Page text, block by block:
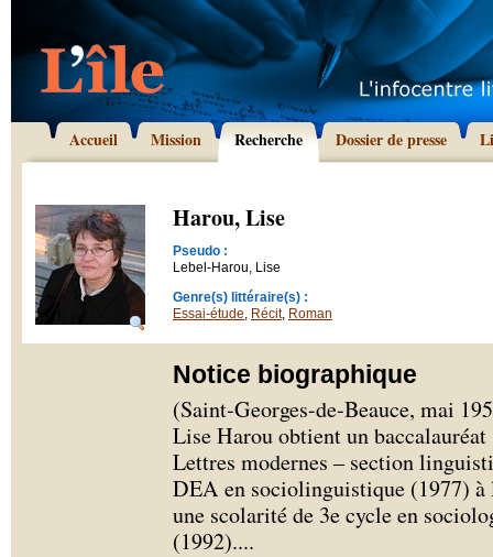
Accueil Mission Recherche Dossier de presse
Harou, Lise
Pseudo :
Lebel-Harou, Lise
Genre(s) littéraire(s) :
Essai-étude, Récit, Roman
Notice biographique
(Saint-Georges-de-Beauce, mai
Lise Harou obtient un
Lettres modernes – section
DEA en sociolinguistique (1977)
une scolarité de 3e cycle en
(1992)....